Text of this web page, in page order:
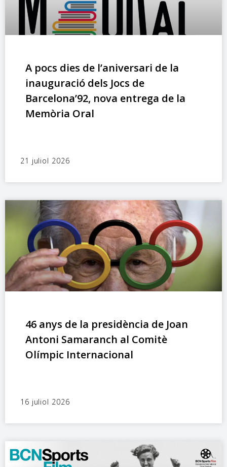
A pocs dies de l’aniversari de la
inauguració dels Jocs de
Barcelona’92, nova entrega de la
Memòria Oral
21 juliol 2026
46 anys de la presidència de Joan
Antoni Samaranch al Comitè
Olímpic Internacional
16 juliol 2026